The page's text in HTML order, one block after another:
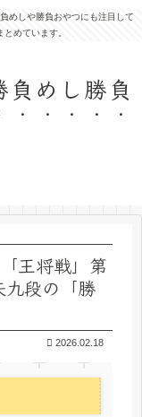
めしや勝負おやつにも注目して
めています。
めし勝負
王将戦」第
九段の「勝
2026.02.18